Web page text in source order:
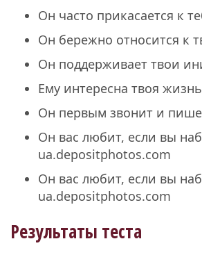
Он часто прикасается к
Он бережно относится к
Он поддерживает твои
Ему интересна твоя
Он первым звонит и
Он вас любит, если вы
ua.depositphotos.com
Он вас любит, если вы
ua.depositphotos.com
Результаты теста